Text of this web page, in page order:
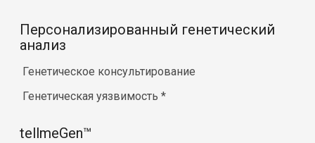
Персонализированный генетический
анализ
Генетическое консультирование
Генетическая уязвимость *
tellmeGen™